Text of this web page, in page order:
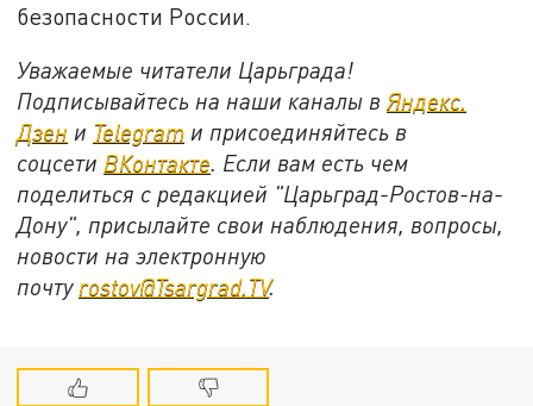
безопасности России.
Уважаемые читатели Царьграда!
Подписывайтесь на наши каналы вЯндекс.
Дзен и Telegram и присоединяйтесь в
соцсети ВКонтакте. Если вам есть чем
поделиться с редакцией "Царьград-Ростов-на-
Дону", присылайте свои наблюдения, вопросы,
новости на электронную
почту rostov@Tsargrad.ТV.